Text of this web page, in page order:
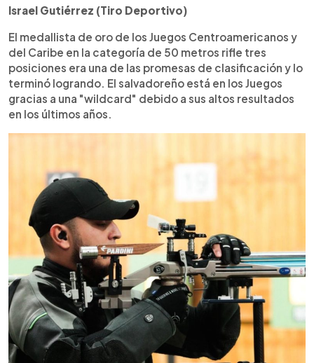
Israel Gutiérrez (Tiro Deportivo)
El medallista de oro de los Juegos Centroamericanos y
del Caribe en la categoría de 50 metros rifle tres
posiciones era una de las promesas de clasificación y lo
terminó logrando. El salvadoreño está en los Juegos
gracias a una "wildcard" debido a sus altos resultados
en los últimos años.